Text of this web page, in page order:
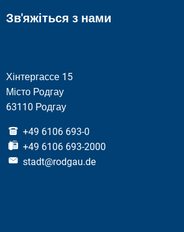
Зв'яжіться з нами
Хінтергассе 15
Місто Родгау
63110 Родгау
+49 6106 693-0
+49 6106 693-2000
stadt@rodgau.de